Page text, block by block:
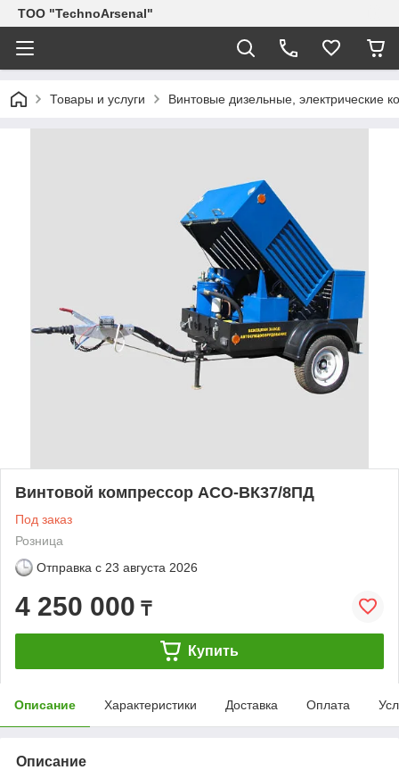
ТОО "TechnoArsenal"
Товары и услуги Винтовые дизельные, электрические
Винтовой компрессор АСО-ВК37/8ПД
Под заказ
Розница
Отправка с 23 августа 2026
4 250 000 ₸
Купить
Описание Характеристики Доставка Оплата
Описание